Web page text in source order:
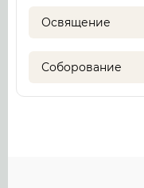
Освящение
Соборование